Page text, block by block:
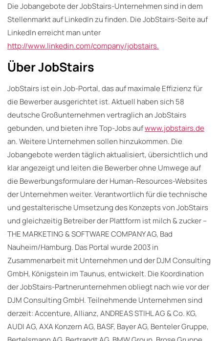
Die Jobangebote der JobStairs-Unternehmen sind in dem
Stellenmarkt auf LinkedIn zu finden. Die JobStairs-Seite auf
LinkedIn erreicht man unter
http://www.linkedin.com/company/jobstairs.
Über JobStairs
JobStairs ist ein Job-Portal, das auf maximale Effizienz für
die Bewerber ausgerichtet ist. Aktuell haben sich 58
deutsche Großunternehmen vertraglich an JobStairs
gebunden, und bieten ihre Top-Jobs aufwww.jobstairs.de
an. Weitere Unternehmen sollen hinzukommen. Die
Jobangebote werden täglich aktualisiert, übersichtlich und
klar angezeigt und leiten die Bewerber ohne Umwege auf
die Bewerbungsformulare der Human-Resources-Websites
der Unternehmen weiter. Verantwortlich für die technische
und gestalterische Umsetzung des Konzepts von JobStairs
und gleichzeitig Betreiber der Plattform ist milch & zucker –
THE MARKETING & SOFTWARE COMPANY AG, Bad
Nauheim/Hamburg. Das Portal wurde 2003 in
Zusammenarbeit mit Unternehmen und der DJM Consulting
GmbH, Königstein im Taunus, entwickelt. Die Koordination
der JobStairs-Partnerunternehmen obliegt nach wie vor der
DJM Consulting GmbH. Teilnehmende Unternehmen sind
derzeit: Accenture, Allianz, ANDREAS STIHL AG & Co. KG,
AUDI AG, AXA Konzern AG, BASF, Bayer AG, Benteler Gruppe,